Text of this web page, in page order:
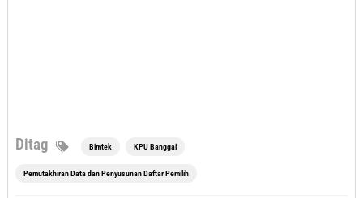
Ditag Bimtek KPU Banggai
Pemutakhiran Data dan Penyusunan Daftar Pemilih